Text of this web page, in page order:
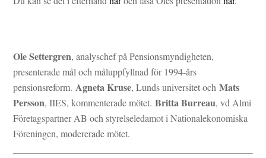
Ole Settergren, analyschef på Pensionsmyndigheten,
presenterade mål och måluppfyllnad för 1994-års
pensionsreform. Agneta Kruse, Lunds universitet ochMats
Persson, IIES, kommenterade mötet.Britta Burreau, vd Almi
Företagspartner AB och styrelseledamot i Nationalekonomiska
Föreningen, modererade mötet.